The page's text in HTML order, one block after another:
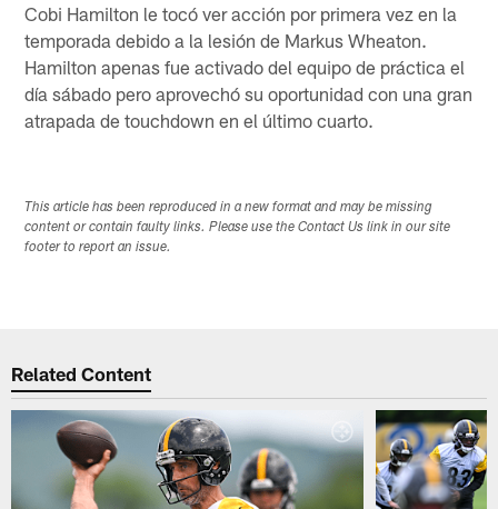
Cobi Hamilton le tocó ver acción por primera vez en la
temporada debido a la lesión de Markus Wheaton.
Hamilton apenas fue activado del equipo de práctica el
día sábado pero aprovechó su oportunidad con una gran
atrapada de touchdown en el último cuarto.
This article has been reproduced in a new format and may be missing
content or contain faulty links. Please use the Contact Us link in our site
footer to report an issue.
Related Content